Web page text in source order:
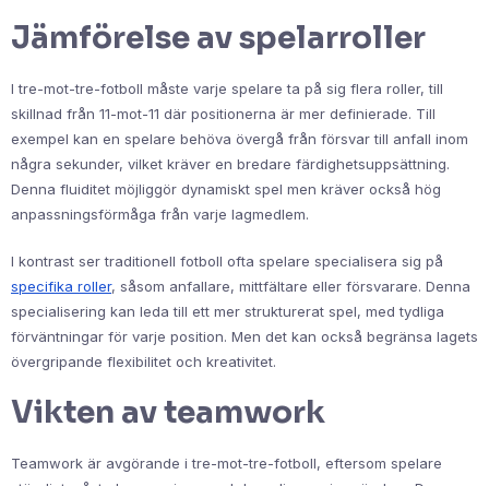
Jämförelse av spelarroller
I tre-mot-tre-fotboll måste varje spelare ta på sig flera roller, till
skillnad från 11-mot-11 där positionerna är mer definierade. Till
exempel kan en spelare behöva övergå från försvar till anfall inom
några sekunder, vilket kräver en bredare färdighetsuppsättning.
Denna fluiditet möjliggör dynamiskt spel men kräver också hög
anpassningsförmåga från varje lagmedlem.
I kontrast ser traditionell fotboll ofta spelare specialisera sig på
specifika roller, såsom anfallare, mittfältare eller försvarare. Denna
specialisering kan leda till ett mer strukturerat spel, med tydliga
förväntningar för varje position. Men det kan också begränsa lagets
övergripande flexibilitet och kreativitet.
Vikten av teamwork
Teamwork är avgörande i tre-mot-tre-fotboll, eftersom spelare